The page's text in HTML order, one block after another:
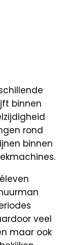
binnen
rond
binnen
veel
maar ook